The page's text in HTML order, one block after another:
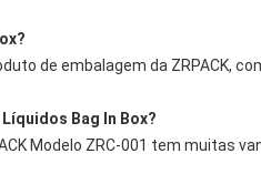
de embalagem da ZRPACK,
Bag In Box?
Modelo ZRC-001 tem muitas